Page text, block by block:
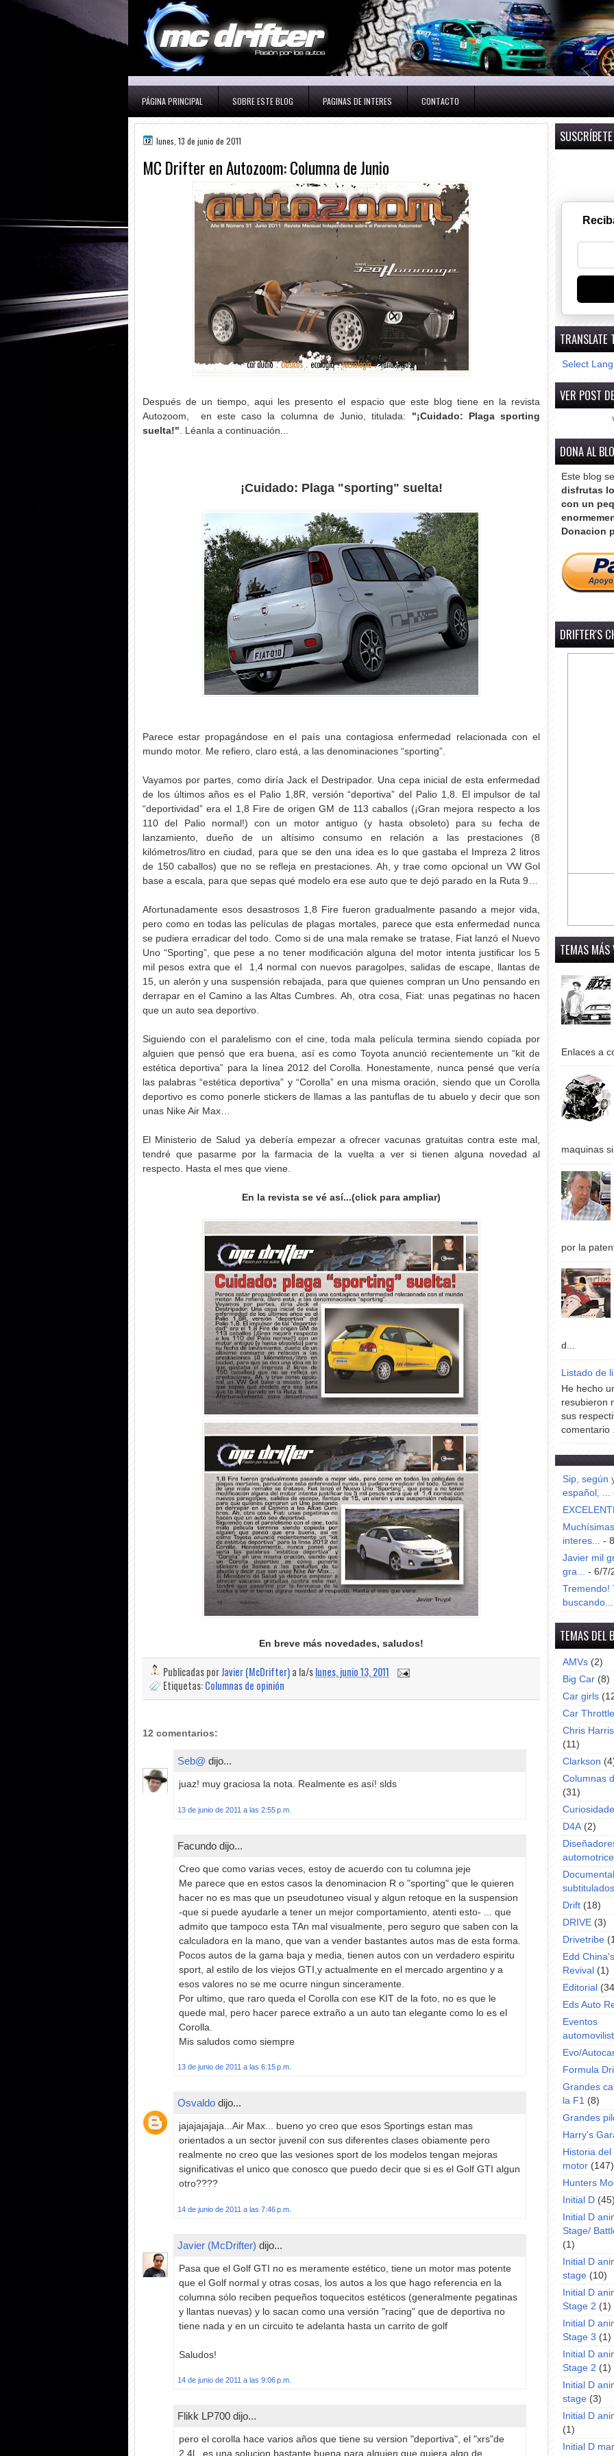
PÁGINA PRINCIPAL SOBRE ESTE BLOG PAGINAS DE INTERES CONTACTO
lunes, 13 de junio de 2011
MC Drifter en Autozoom: Columna de Junio
Después de un tiempo, aqui les presento el espacio que este blog tiene en la revista
Autozoom, en este caso la columna de Junio, titulada: "¡Cuidado: Plaga sporting
suelta!" . Léanla a continuación...
¡Cuidado: Plaga "sporting" suelta!
Parece estar propagándose en el país una contagiosa enfermedad relacionada con el
mundo motor. Me refiero, claro está, a las denominaciones “sporting”.
Vayamos por partes, como diría Jack el Destripador. Una cepa inicial de esta enfermedad
de los últimos años es el Palio 1,8R, versión “deportiva” del Palio 1,8. El impulsor de tal
“deportividad” era el 1,8 Fire de origen GM de 113 caballos (¡Gran mejora respecto a los
110 del Palio normal!) con un motor antiguo (y hasta obsoleto) para su fecha de
lanzamiento, dueño de un altísimo consumo en relación a las prestaciones (8
kilómetros/litro en ciudad, para que se den una idea es lo que gastaba el Impreza 2 litros
de 150 caballos) que no se refleja en prestaciones. Ah, y trae como opcional un VW Gol
base a escala, para que sepas qué modelo era ese auto que te dejó parado en la Ruta 9…
Afortunadamente esos desastrosos 1,8 Fire fueron gradualmente pasando a mejor vida,
pero como en todas las películas de plagas mortales, parece que esta enfermedad nunca
se pudiera erradicar del todo. Como si de una mala remake se tratase, Fiat lanzó el Nuevo
Uno “Sporting”, que pese a no tener modificación alguna del motor intenta justificar los 5
mil pesos extra que el 1,4 normal con nuevos paragolpes, salidas de escape, llantas de
15, un alerón y una suspensión rebajada, para que quienes compran un Uno pensando en
derrapar en el Camino a las Altas Cumbres. Ah, otra cosa, Fiat: unas pegatinas no hacen
que un auto sea deportivo.
Siguiendo con el paralelismo con el cine, toda mala película termina siendo copiada por
alguien que pensó que era buena, así es como Toyota anunció recientemente un “kit de
estética deportiva” para la línea 2012 del Corolla. Honestamente, nunca pensé que vería
las palabras “estética deportiva” y “Corolla” en una misma oración, siendo que un Corolla
deportivo es como ponerle stickers de llamas a las pantuflas de tu abuelo y decir que son
unas Nike Air Max…
El Ministerio de Salud ya debería empezar a ofrecer vacunas gratuitas contra este mal,
tendré que pasarme por la farmacia de la vuelta a ver si tienen alguna novedad al
respecto. Hasta el mes que viene.
En la revista se vé así...(click para ampliar)
En breve más novedades, saludos!
Publicadas porJavier (McDrifter)a la/slunes, junio 13, 2011
Etiquetas:Columnas de opinión
12 comentarios:
Seb@ dijo...
juaz! muy graciosa la nota. Realmente es así! slds
13 de junio de 2011 a las 2:55 p.m.
Facundo dijo...
Creo que como varias veces, estoy de acuerdo con tu columna jeje
Me parece que en estos casos la denominacion R o "sporting" que le quieren
hacer no es mas que un pseudotuneo visual y algun retoque en la suspension
-que si puede ayudarle a tener un mejor comportamiento, atenti esto- ... que
admito que tampoco esta TAn mal visualmente, pero seguro que saben con la
calculadora en la mano, que van a vender bastantes autos mas de esta forma.
Pocos autos de la gama baja y media, tienen autos con un verdadero espiritu
sport, al estilo de los viejos GTI,y actualmente en el mercado argentino y a
esos valores no se me ocurre ningun sinceramente.
Por ultimo, que raro queda el Corolla con ese KIT de la foto, no es que le
quede mal, pero hacer parece extraño a un auto tan elegante como lo es el
Corolla.
Mis saludos como siempre
13 de junio de 2011 a las 6:15 p.m.
Osvaldo dijo...
jajajajajaja...Air Max... bueno yo creo que esos Sportings estan mas
orientados a un sector juvenil con sus diferentes clases obiamente pero
realmente no creo que las vesiones sport de los modelos tengan mejoras
significativas el unico que conosco que puedo decir que si es el Golf GTI algun
otro????
14 de junio de 2011 a las 7:46 p.m.
Javier (McDrifter) dijo...
Pasa que el Golf GTI no es meramente estético, tiene un motor mas potente
que el Golf normal y otras cosas, los autos a los que hago referencia en la
columna sólo reciben pequeños toquecitos estéticos (generalmente pegatinas
y llantas nuevas) y lo sacan como una versión "racing" que de deportiva no
tiene nada y en un circuito te adelanta hasta un carrito de golf
Saludos!
14 de junio de 2011 a las 9:06 p.m.
Flikk LP700 dijo...
pero el corolla hace varios años que tiene su version "deportiva", el "xrs"de
2.4l...es una solucion bastante buena para alguien que quiera algo de
TRANSLATE
Select
VER POST
DONA AL
Este blog
disfrutas
con un
Donacion
DRIFTER'S
TEMAS MÁS
Enlaces a
maquinas
por la
d...
Listado de
He hecho
resubieron
sus
comentario
Sip, según
español, ...
interes... -
Javier mil
gra... - 6/7/
Tremendo!
buscando...
TEMAS DEL
AMVs (2)
Big Car (8)
Car girls
Car Throttle
Chris
(11)
Clarkson
Columnas
(31)
D4A (2)
subtitulados
Drift (18)
DRIVE (3)
Drivetribe
Edd
Revival (1)
Editorial
Eds Auto
Eventos
Evo/
Formula
Grandes
la F1 (8)
Grandes
Harry's
Historia
motor (147)
Hunters
Initial D
Initial D
Stage/
(1)
Initial D
stage (10)
Initial D
Stage 2 (1)
Initial D
Stage 3 (1)
Initial D
Stage 2 (1)
Initial D
stage (3)
Initial D
(1)
Initial D